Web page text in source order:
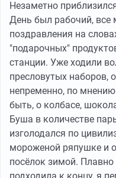
Незаметно
День был рабочий,
поздравления на
"подарочных"
станции. Уже ходили
пресловутых наборов,
непременно, по
быть, о колбасе,
Буша в количестве
изголодался по
мороженой ряпушке и
посёлок зимой.